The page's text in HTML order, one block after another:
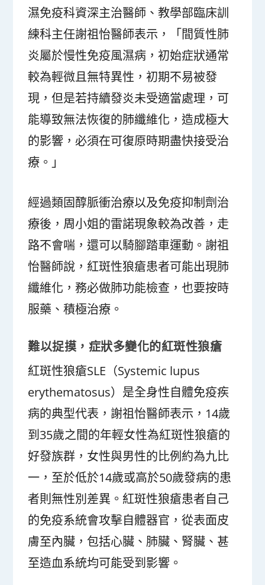
濕免疫科資深主治醫師、教學部臨床訓
練科主任謝祖怡醫師表示，「間質性肺
炎屬於慢性免疫風濕病，初始症狀通常
較為輕微且無特異性，初期不易被發
現，但是若持續發炎未受適當處理，可
能導致無法恢復的肺纖維化，造成極大
的影響，必須在可復原時期盡快接受治
療。」
經過類固醇脈衝治療以及免疫抑制劑治
療後，周小姐的雷諾現象較為改善，走
路不會喘，還可以騎腳踏車運動。謝祖
怡醫師說，紅斑性狼瘡患者可能出現肺
纖維化，務必做肺功能檢查，也要按時
服藥、積極治療。
難以捉摸，症狀多變化的紅斑性狼瘡
紅斑性狼瘡SLE（Systemic lupus
erythematosus）是全身性自體免疫疾
病的典型代表，謝祖怡醫師表示，14歲
到35歲之間的年輕女性為紅斑性狼瘡的
好發族群，女性與男性的比例約為九比
一，至於低於14歲或高於50歲發病的患
者則無性別差異。紅斑性狼瘡患者自己
的免疫系統會攻擊自體器官，從表面皮
膚至內臟，包括心臟、肺臟、腎臟、甚
至造血系統均可能受到影響。